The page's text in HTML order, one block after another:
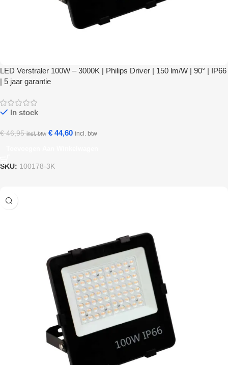
LED Verstraler 100W – 3000K | Philips Driver | 150 lm/W | 90° | IP66
| 5 jaar garantie
In stock
€46,95 incl. btw € 44,60 incl. btw
SKU: 100178-3K